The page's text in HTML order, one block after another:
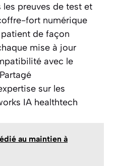
preuves de test et
fort numérique
de façon
mise à jour
avec le
sur les
IA healthtech
au maintien à